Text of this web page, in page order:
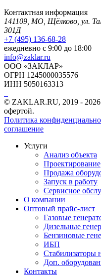
Контактная информация
141109, МО, Щёлково, ул.
301Д
+7 (495) 136-68-28
ежедневно с 9:00 до 18:00
info@zaklar.ru
ООО «ЗАКЛАР»
ОГРН 1245000035576
ИНН 5050163313
© ZAKLAR.RU, 2019 - 2026
офертой.
Политика
соглашение
Услуги
Анализ объекта
Проектирование
Продажа
Запуск в работу
Сервисное
О компании
Оптовый прайс-лист
Газовые
Дизельные
Бензиновые
ИБП
Стабилизаторы
Доп.
Контакты